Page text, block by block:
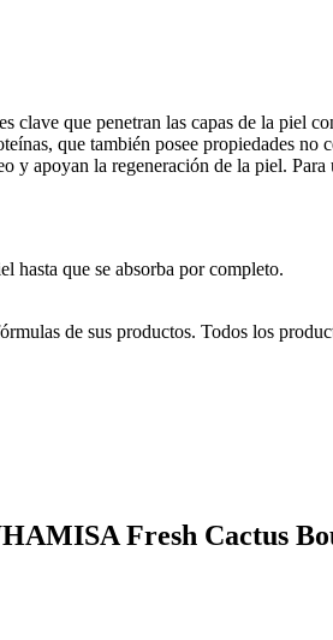
que penetran las capas de la piel
que también posee propiedades
y apoyan la regeneración de la piel. Para
hasta que se absorba por completo.
de sus productos. Todos los
Fresh Cactus